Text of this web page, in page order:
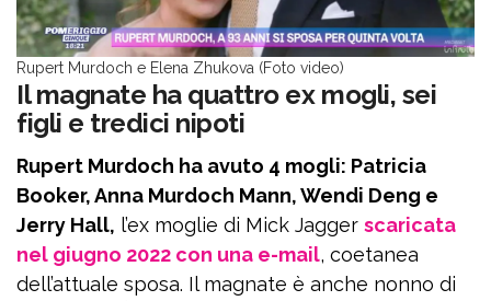
Rupert Murdoch e Elena Zhukova (Foto video)
Il magnate ha quattro ex mogli, sei
figli e tredici nipoti
Rupert Murdoch ha avuto 4 mogli: Patricia
Booker, Anna Murdoch Mann, Wendi Deng e
Jerry Hall, l’ex moglie di Mick Jagger scaricata
nel giugno 2022 con una e-mail, coetanea
dell’attuale sposa. Il magnate è anche nonno di